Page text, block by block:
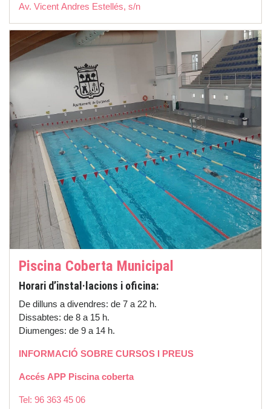
Av. Vicent Andres Estellés, s/n
Piscina Coberta Municipal
Horari d’instal·lacions i oficina:
De dilluns a divendres: de 7 a 22 h.
Dissabtes: de 8 a 15 h.
Diumenges: de 9 a 14 h.
INFORMACIÓ SOBRE CURSOS I PREUS
Accés APP Piscina coberta
Tel: 96 363 45 06